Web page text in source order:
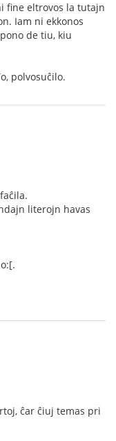
fine eltrovos la tutajn
Iam ni ekkonos
de tiu, kiu
polvosuĉilo.
literojn havas
ĉar ĉiuj temas pri